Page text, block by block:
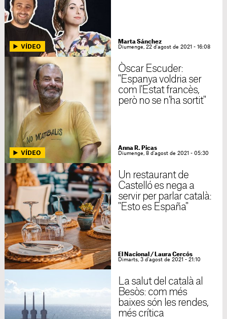
Marta Sánchez
Diumenge, 22 d'agost de 2021 - 16:08
Òscar Escuder:
"Espanya voldria ser
com l'Estat francès,
però no se n'ha sortit"
Anna R. Picas
Diumenge, 8 d'agost de 2021 - 05:30
Un restaurant de
Castelló es nega a
servir per parlar català:
"Esto es España"
El Nacional / Laura Cercós
Dimarts, 3 d'agost de 2021 - 21:10
La salut del català al
Besòs: com més
baixes són les rendes,
més crítica